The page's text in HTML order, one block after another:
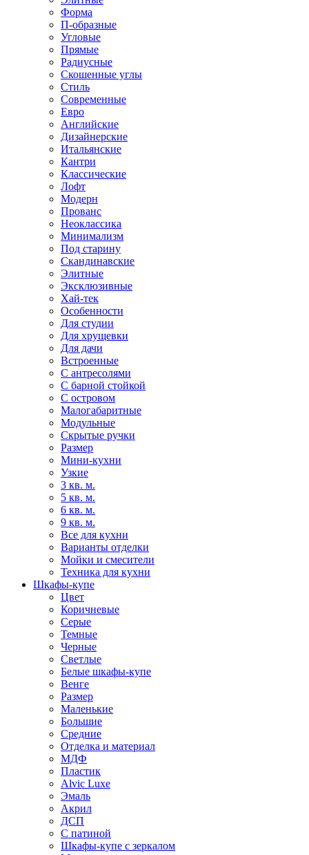
Форма
П-образные
Угловые
Прямые
Радиусные
Скошенные углы
Стиль
Современные
Евро
Английские
Дизайнерские
Итальянские
Кантри
Классические
Лофт
Модерн
Прованс
Неоклассика
Минимализм
Под старину
Скандинавские
Элитные
Эксклюзивные
Хай-тек
Особенности
Для студии
Для хрущевки
Для дачи
Встроенные
С антресолями
С барной стойкой
С островом
Малогабаритные
Модульные
Скрытые ручки
Размер
Мини-кухни
Узкие
3 кв. м.
5 кв. м.
6 кв. м.
9 кв. м.
Все для кухни
Варианты отделки
Мойки и смесители
Техника для кухни
Шкафы-купе
Цвет
Коричневые
Серые
Темные
Черные
Светлые
Белые шкафы-купе
Венге
Размер
Маленькие
Большие
Средние
Отделка и материал
МДФ
Пластик
Alvic Luxe
Эмаль
Акрил
ДСП
С патиной
Шкафы-купе с зеркалом